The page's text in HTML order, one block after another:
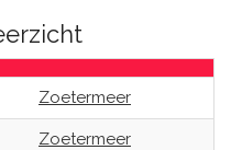
Zoetermeer
Zoetermeer